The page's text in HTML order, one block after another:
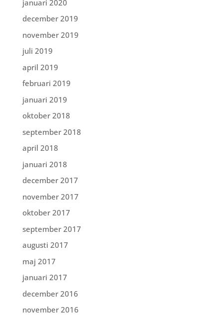
januari 2020
december 2019
november 2019
juli 2019
april 2019
februari 2019
januari 2019
oktober 2018
september 2018
april 2018
januari 2018
december 2017
november 2017
oktober 2017
september 2017
augusti 2017
maj 2017
januari 2017
december 2016
november 2016